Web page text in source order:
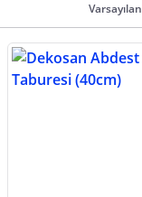
Varsayılan